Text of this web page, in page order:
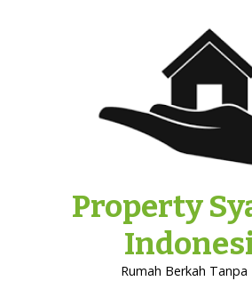
Property
Rumah Berkah Tanpa